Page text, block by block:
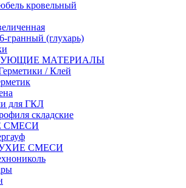
кровельный
гранный (глухарь)
МАТЕРИАЛЫ
/ Клей
для ГКЛ
складские
СМЕСИ
СМЕСИ